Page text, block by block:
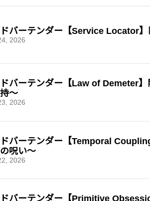
バーテンダー【Service Locator
2026
バーテンダー【Law of Demeter
〜
2026
バーテンダー【Temporal
呪い〜
2026
バーテンダー【Primitive